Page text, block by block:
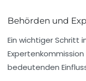
Behörden und
Ein wichtiger Schritt
bedeutenden